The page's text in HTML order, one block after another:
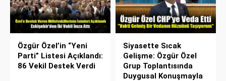
Özgür Özel’in “Yeni
Parti” Listesi Açıklandı:
86 Vekil Destek Verdi
Siyasette Sıcak
Gelişme: Özgür Özel
Grup Toplantısında
Duygusal Konuşmayla